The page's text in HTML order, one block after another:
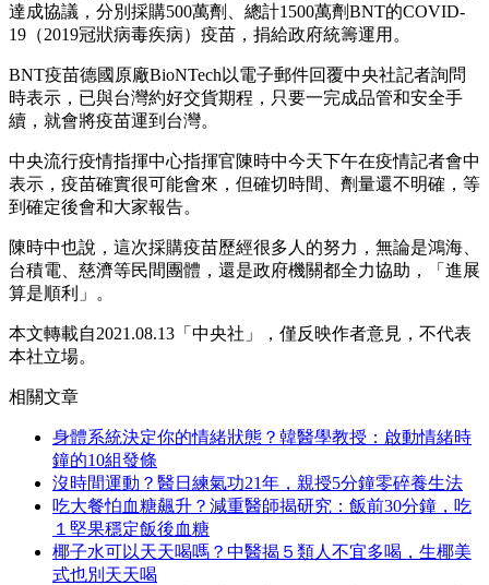
達成協議，分別採購500萬劑、總計1500萬劑BNT的COVID-
19（2019冠狀病毒疾病）疫苗，捐給政府統籌運用。
BNT疫苗德國原廠BioNTech以電子郵件回覆中央社記者詢問
時表示，已與台灣約好交貨期程，只要一完成品管和安全手
續，就會將疫苗運到台灣。
中央流行疫情指揮中心指揮官陳時中今天下午在疫情記者會中
表示，疫苗確實很可能會來，但確切時間、劑量還不明確，等
到確定後會和大家報告。
陳時中也說，這次採購疫苗歷經很多人的努力，無論是鴻海、
台積電、慈濟等民間團體，還是政府機關都全力協助，「進展
算是順利」。
本文轉載自2021.08.13「中央社」，僅反映作者意見，不代表
本社立場。
相關文章
身體系統決定你的情緒狀態？韓醫學教授：啟動情緒時
鐘的10組發條
沒時間運動？醫日練氣功21年，親授5分鐘零碎養生法
吃大餐怕血糖飆升？減重醫師揭研究：飯前30分鐘，吃
１堅果穩定飯後血糖
椰子水可以天天喝嗎？中醫揭５類人不宜多喝，生椰美
式也別天天喝